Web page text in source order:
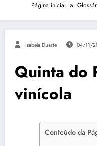
Página inicial
Isabela Duarte 04/11/
Quinta do
vinícola
Conteúdo da